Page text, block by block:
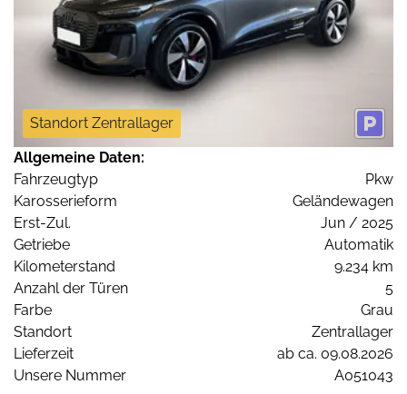
Standort Zentrallager
Allgemeine Daten:
Fahrzeugtyp
Pkw
Karosserieform
Geländewagen
Erst-Zul.
Jun / 2025
Getriebe
Automatik
Kilometerstand
9.234 km
Anzahl der Türen
5
Farbe
Grau
Standort
Zentrallager
Lieferzeit
ab ca. 09.08.2026
Unsere Nummer
A051043